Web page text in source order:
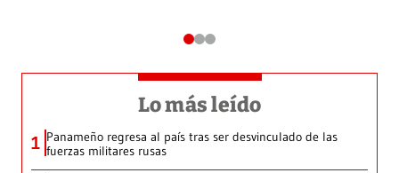
Lo más leído
1 Panameño regresa al país tras ser desvinculado de las
fuerzas militares rusas